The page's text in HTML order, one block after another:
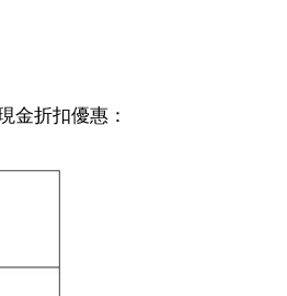
金折扣優惠：